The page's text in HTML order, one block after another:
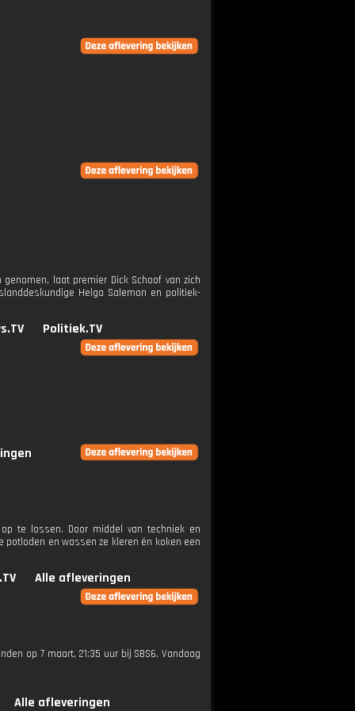
laat premier Dick Schoof van zich
Helga Salemon en politiek-
Politiek.TV
te lossen. Door middel van techniek en
potloden en wassen ze kleren én koken een
Alle afleveringen
op 7 maart, 21:35 uur bij SBS6. Vandaag
Alle afleveringen